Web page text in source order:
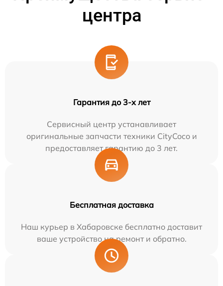
центра
Гарантия до 3-х лет
Сервисный центр устанавливает
оригинальные запчасти техники CityCoco и
предоставляет гарантию до 3 лет.
Бесплатная доставка
Наш курьер в Хабаровске бесплатно доставит
ваше устройство на ремонт и обратно.